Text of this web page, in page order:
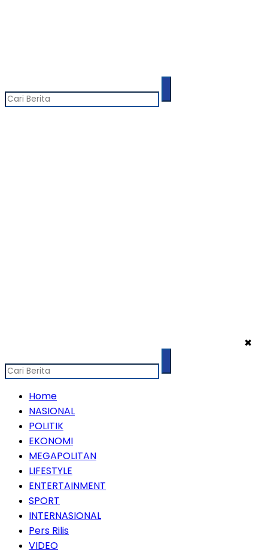
✖
Home
NASIONAL
POLITIK
EKONOMI
MEGAPOLITAN
LIFESTYLE
ENTERTAINMENT
SPORT
INTERNASIONAL
Pers Rilis
VIDEO